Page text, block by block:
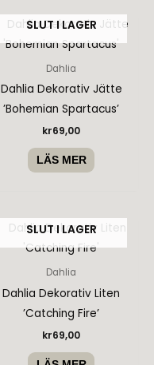
SLUT I LAGER
Dahlia
Dahlia Dekorativ Jätte
’Bohemian Spartacus’
kr69,00
LÄS MER
SLUT I LAGER
Dahlia
Dahlia Dekorativ Liten
’Catching Fire’
kr69,00